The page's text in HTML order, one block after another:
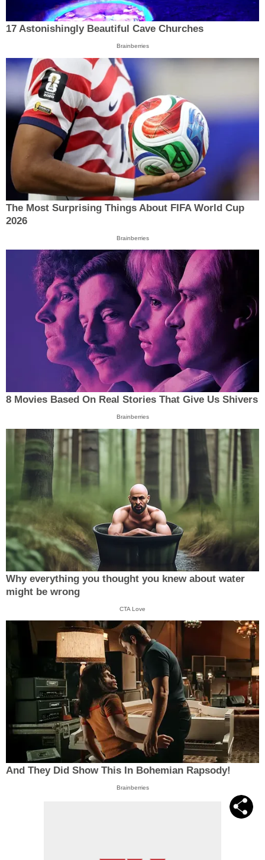
17 Astonishingly Beautiful Cave Churches
Brainberries
The Most Surprising Things About FIFA World Cup
2026
Brainberries
8 Movies Based On Real Stories That Give Us Shivers
Brainberries
Why everything you thought you knew about water
might be wrong
CTA Love
And They Did Show This In Bohemian Rapsody!
Brainberries